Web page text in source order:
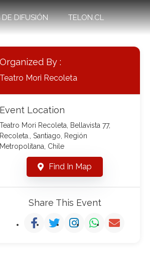
DE DIFUSIÓN TELON.CL
Organized By :
Teatro Mori Recoleta
Event Location
Teatro Mori Recoleta, Bellavista 77,
Recoleta., Santiago, Región
Metropolitana, Chile
Find In Map
Share This Event